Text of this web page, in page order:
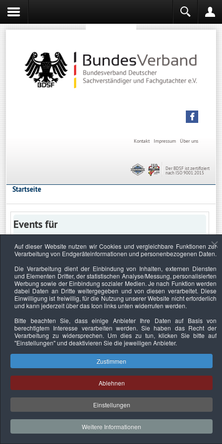
Über uns
Impressum
Kontakt
Der BDSF ist zertifiziert
nach ISO 9001:2015
Startseite
Events für
Keine Termine
Datenschutzerklärung Urheberrechtsnachweise Nachhaltigkeit
Copyright © 2026. Bundesverband Deutscher
Sachverständiger und Fachgutachter e.V..
Auf dieser Website nutzen wir Cookies und vergleichbare Funktionen zur
Verarbeitung von Endgeräteinformationen und personenbezogenen Daten.
Die Verarbeitung dient der Einbindung von Inhalten, externen Diensten
und Elementen Dritter, der statistischen Analyse/Messung, personalisierten
Werbung sowie der Einbindung sozialer Medien. Je nach Funktion werden
dabei Daten an Dritte weitergegeben und von diesen verarbeitet. Diese
Einwilligung ist freiwillig, für die Nutzung unserer Website nicht erforderlich
und kann jederzeit über das Icon links unten widerrufen werden.
Bitte beachten Sie, dass einige Anbieter Ihre Daten auf Basis von
berechtigtem Interesse verarbeiten werden. Sie haben das Recht der
Verarbeitung zu widersprechen. Um dies zu tun, klicken Sie bitte auf
"Einstellungen"und deaktivieren Sie die jeweiligen Anbieter.
Zustimmen
Ablehnen
Einstellungen
Weitere Informationen